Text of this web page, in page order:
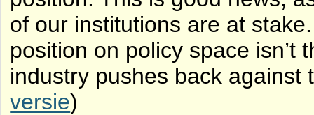
of our institutions are at
position on policy space isn’t
industry pushes back against
versie)